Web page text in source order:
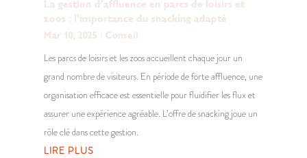
La gestion d’affluence en parcs de loisirs et
zoos : l’importance du snacking adapté
Mar 10, 2025 Conseil
Les parcs de loisirs et les zoos accueillent chaque jour un
grand nombre de visiteurs. En période de forte affluence, une
organisation efficace est essentielle pour fluidifier les flux et
assurer une expérience agréable. L’offre de snacking joue un
rôle clé dans cette gestion.
LIRE PLUS